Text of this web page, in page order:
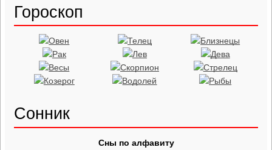
Гороскоп
Сонник
Сны по алфавиту